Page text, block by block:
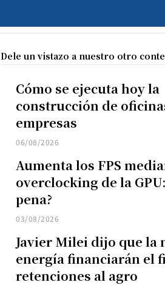
Dele un vistazo a nuestro otro
Cómo se ejecuta hoy la
construcción de
empresas
06/08/2026
Aumenta los FPS
overclocking de la
pena?
03/08/2026
Javier Milei dijo que la
energía financiarán el
retenciones al agro